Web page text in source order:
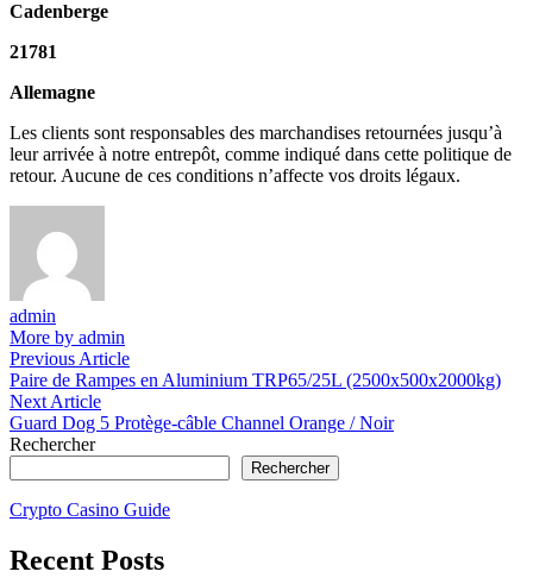
Cadenberge
21781
Allemagne
Les clients sont responsables des marchandises retournées jusqu’à
leur arrivée à notre entrepôt, comme indiqué dans cette politique de
retour. Aucune de ces conditions n’affecte vos droits légaux.
admin
More by admin
Navigation
de
l’article
Previous ArticlePrevious
article:
Paire de Rampes en Aluminium TRP65/25L (2500x500x2000kg)
Next ArticleNext
article:
Guard Dog 5 Protège-câble Channel Orange / Noir
Rechercher
Rechercher
Crypto Casino Guide
Recent Posts